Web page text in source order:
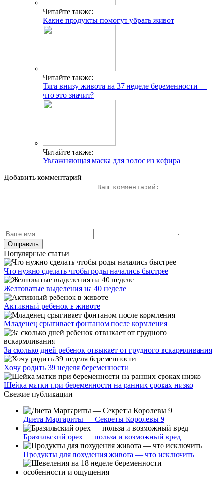
Читайте также:
Какие продукты помогут убрать живот
Читайте также:
Тяга внизу живота на 37 неделе беременности —
что это значит?
Читайте также:
Увлажняющая маска для волос из кефира
Добавить комментарий
Популярные статьи
Что нужно сделать чтобы роды начались быстрее
Желтоватые выделения на 40 неделе
Активный ребенок в животе
Младенец срыгивает фонтаном после кормления
За сколько дней ребенок отвыкает от грудного вскармливания
Хочу родить 39 неделя беременности
Шейка матки при беременности на ранних сроках низко
Свежие публикации
Диета Маргариты — Секреты Королевы 9
Бразильский орех — польза и возможный вред
Продукты для похудения живота — что исключить